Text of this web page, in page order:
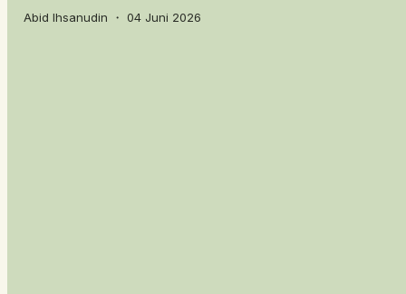
Abid Ihsanudin ・ 04 Juni 2026